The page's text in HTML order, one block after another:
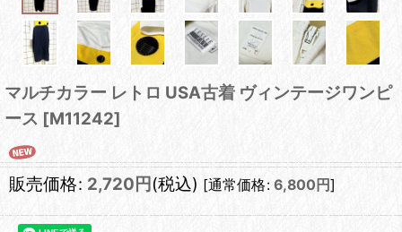
マルチカラー レトロ USA古着 ヴィンテージワンピ
ース [M11242]
販売価格: 2,720 円 (税込) [通常価格: 6,800 円]